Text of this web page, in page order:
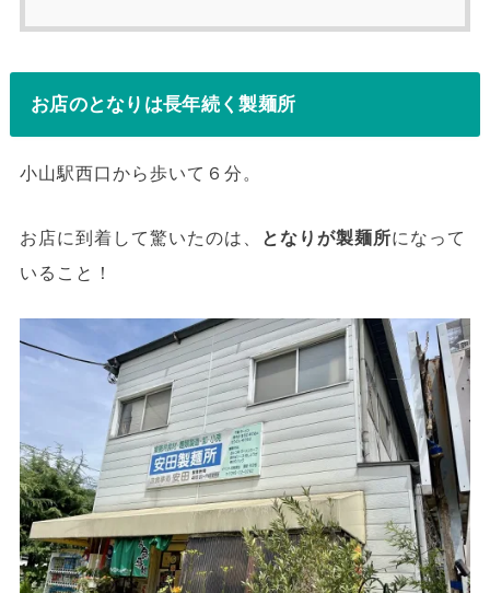
お店のとなりは長年続く製麺所
小山駅西口から歩いて６分。
お店に到着して驚いたのは、 となりが製麺所になって
いること！